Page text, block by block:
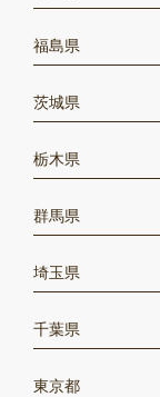
福島県
茨城県
栃木県
群馬県
埼玉県
千葉県
東京都